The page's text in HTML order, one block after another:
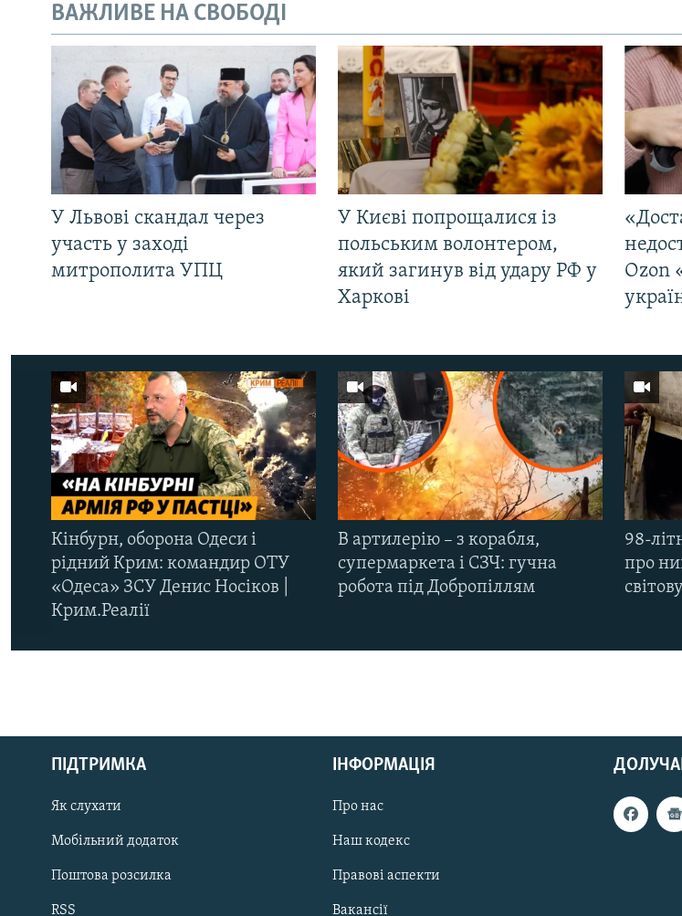
РУС
ДОЛУЧАЙСЯ!
ВАЖЛИВЕ НА СВОБОДІ
У Львові скандал через
участь у заході
митрополита УПЦ
У Києві попрощалися із
польським волонтером,
який загинув від удару РФ у
Харкові
Ozon
Кінбурн, оборона Одеси і
рідний Крим: командир ОТУ
«Одеса» ЗСУ Денис Носіков |
Крим.Реалії
В артилерію – з корабля,
супермаркета і СЗЧ: гучна
робота під Добропіллям
98-
про
ПІДТРИМКА
Як слухати
Мобільний додаток
Поштова розсилка
RSS
ІНФОРМАЦІЯ
Про нас
Наш кодекс
Правові аспекти
Вакансії